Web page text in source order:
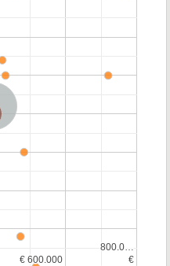
Holland
€ 600.000
€ 600.000 €
€
800.0…
800.0…